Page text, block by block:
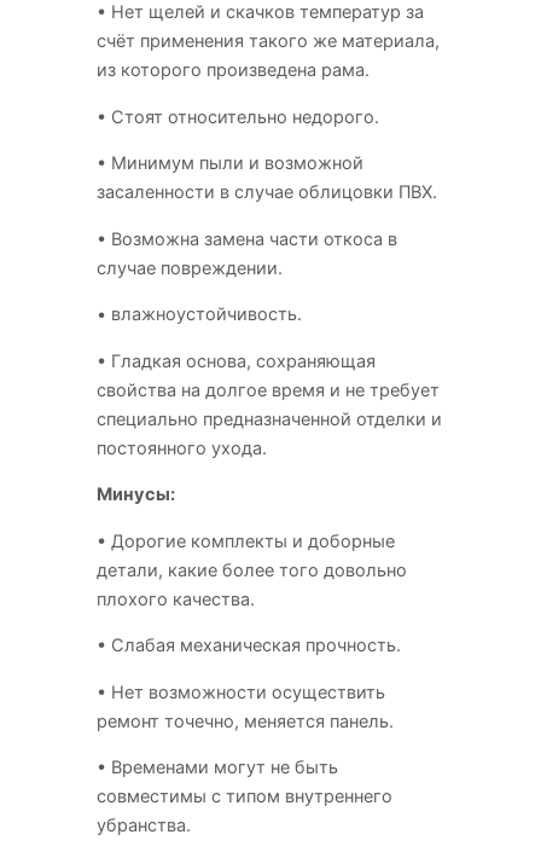
• Нет щелей и скачков температур за
счёт применения такого же материала,
из которого произведена рама.
• Стоят относительно недорого.
• Минимум пыли и возможной
засаленности в случае облицовки ПВХ.
• Возможна замена части откоса в
случае повреждении.
• влажноустойчивость.
• Гладкая основа, сохраняющая
свойства на долгое время и не требует
специально предназначенной отделки и
постоянного ухода.
Минусы:
• Дорогие комплекты и доборные
детали, какие более того довольно
плохого качества.
• Слабая механическая прочность.
• Нет возможности осуществить
ремонт точечно, меняется панель.
• Временами могут не быть
совместимы с типом внутреннего
убранства.